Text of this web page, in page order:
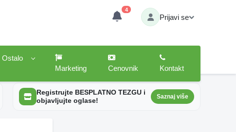
4
Prijavi se
Ostalo
Marketing
Cenovnik Kontakt
Registrujte BESPLATNO TEZGU i
objavljujte oglase!
Saznaj više